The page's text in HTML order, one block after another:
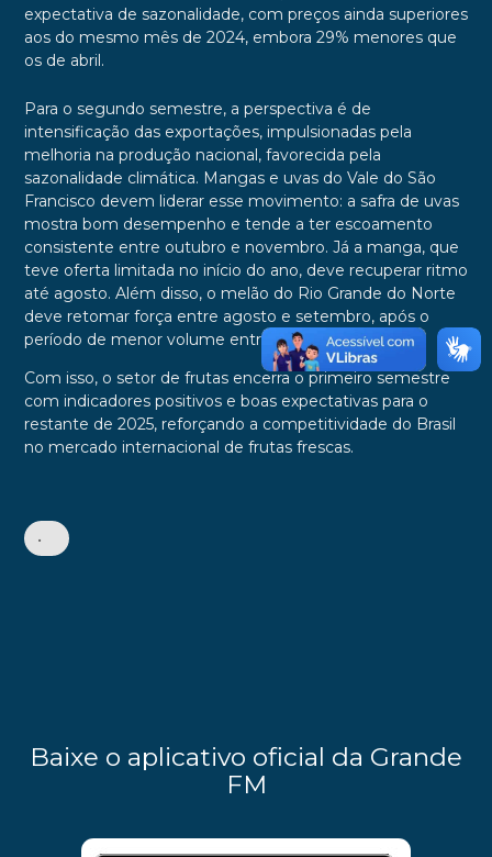
expectativa de sazonalidade, com preços ainda superiores
aos do mesmo mês de 2024, embora 29% menores que
os de abril.
Para o segundo semestre, a perspectiva é de
intensificação das exportações, impulsionadas pela
melhoria na produção nacional, favorecida pela
sazonalidade climática. Mangas e uvas do Vale do São
Francisco devem liderar esse movimento: a safra de uvas
mostra bom desempenho e tende a ter escoamento
consistente entre outubro e novembro. Já a manga, que
teve oferta limitada no início do ano, deve recuperar ritmo
até agosto. Além disso, o melão do Rio Grande do Norte
deve retomar força entre agosto e setembro, após o
período de menor volume entre maio e agosto.
Com isso, o setor de frutas encerra o primeiro semestre
com indicadores positivos e boas expectativas para o
restante de 2025, reforçando a competitividade do Brasil
no mercado internacional de frutas frescas.
•
Baixe o aplicativo oficial da Grande
FM